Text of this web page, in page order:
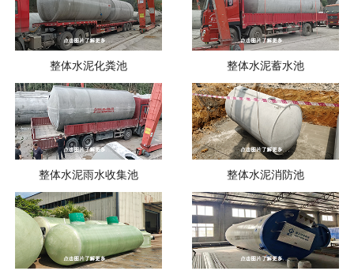
整体水泥化粪池 整体水泥蓄水池
整体水泥雨水收集池 整体水泥消防池